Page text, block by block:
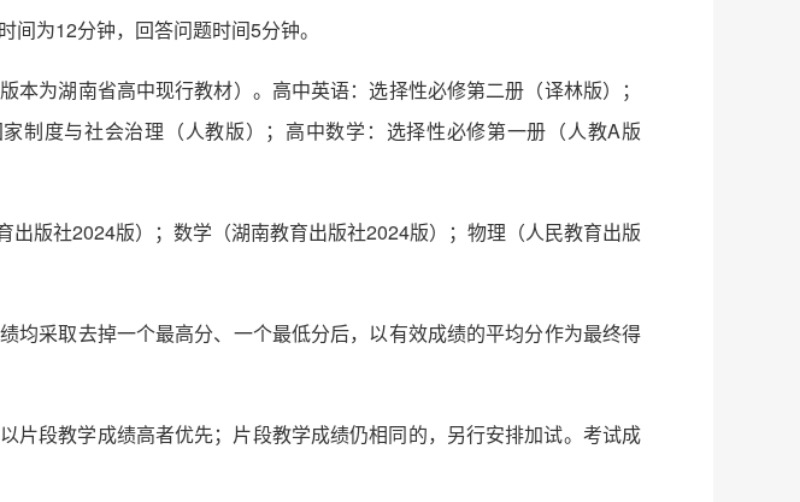
为12分钟，回答问题时间5分钟。
为湖南省高中现行教材）。高中英语：选择性必修第二册（译林版）；
制度与社会治理（人教版）；高中数学：选择性必修第一册（人教A版
版社2024版）；数学（湖南教育出版社2024版）；物理（人民教育出版
采取去掉一个最高分、一个最低分后，以有效成绩的平均分作为最终得
段教学成绩高者优先；片段教学成绩仍相同的，另行安排加试。考试成